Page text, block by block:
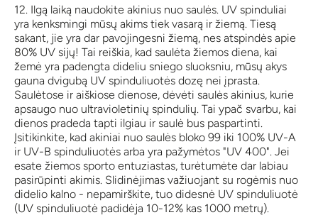
12. Ilgą laiką naudokite akinius nuo saulės. UV spinduliai
yra kenksmingi mūsų akims tiek vasarą ir žiemą. Tiesą
sakant, jie yra dar pavojingesni žiemą, nes atspindės apie
80% UV sijų! Tai reiškia, kad saulėta žiemos diena, kai
žemė yra padengta dideliu sniego sluoksniu, mūsų akys
gauna dvigubą UV spinduliuotės dozę nei įprasta.
Saulėtose ir aiškiose dienose, dėvėti saulės akinius, kurie
apsaugo nuo ultravioletinių spindulių. Tai ypač svarbu, kai
dienos pradeda tapti ilgiau ir saulė bus paspartinti.
Įsitikinkite, kad akiniai nuo saulės bloko 99 iki 100% UV-A
ir UV-B spinduliuotės arba yra pažymėtos "UV 400". Jei
esate žiemos sporto entuziastas, turėtumėte dar labiau
pasirūpinti akimis. Slidinėjimas važiuojant su rogėmis nuo
didelio kalno - nepamirškite, tuo didesnė UV spinduliuotė
(UV spinduliuotė padidėja 10-12% kas 1000 metrų).